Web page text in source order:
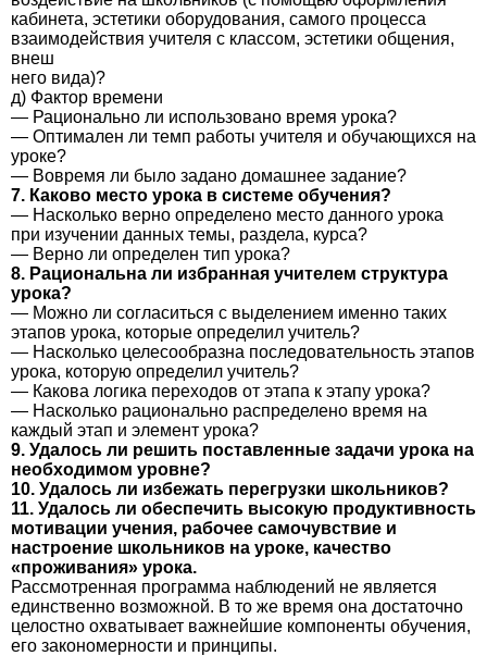
кабинета, эстетики оборудования, самого процесса
взаимодействия учителя с классом, эстетики общения,
внеш­
него вида)?
д) Фактор времени
— Рационально ли использовано время урока?
— Оптимален ли темп работы учителя и обучающихся на
уроке?
— Вовремя ли было задано домашнее задание?
7. Каково место урока в системе обучения?
— Насколько верно определено место данного урока
при изучении данных темы, раздела, курса?
— Верно ли определен тип урока?
8. Рациональна ли избранная учителем структура
урока?
— Можно ли согласиться с выделением именно таких
этапов урока, которые определил учитель?
— Насколько целесообразна последовательность этапов
урока, которую определил учитель?
— Какова логика переходов от этапа к этапу урока?
— Насколько рационально распределено время на
каждый этап и элемент урока?
9. Удалось ли решить поставленные задачи урока на
необходимом уровне?
10. Удалось ли избежать перегрузки школьников?
11. Удалось ли обеспечить высокую продуктивность
мотивации учения, рабочее самочувствие и
настроение школьников на уроке, качество
«проживания» урока.
Рассмотренная программа наблюдений не является
единственно возможной. В то же время она достаточно
целостно охватывает важнейшие компоненты обучения,
его закономерности и принципы.